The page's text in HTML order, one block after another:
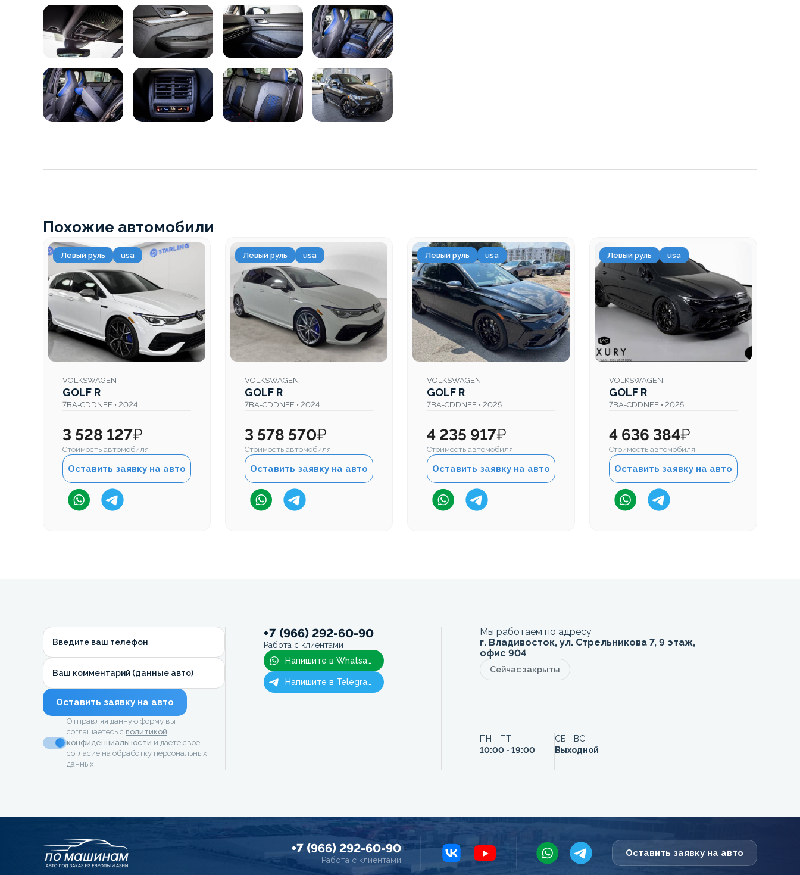
Похожие автомобили
Левый руль usa
VOLKSWAGEN
GOLF R
7BA-CDDNFF • 2024
3 528 127₽
Стоимость автомобиля
Оставить заявку на авто
Левый руль usa
VOLKSWAGEN
GOLF R
7BA-CDDNFF • 2024
3 578 570₽
Стоимость автомобиля
Оставить заявку на авто
Левый руль usa
VOLKSWAGEN
GOLF R
7BA-CDDNFF • 2025
4 235 917₽
Стоимость автомобиля
Оставить заявку на авто
Левый руль usa
VOLKSWAGEN
GOLF R
7BA-CDDNFF • 2025
4 636 384₽
Стоимость автомобиля
Оставить заявку на авто
Введите ваш телефон
Ваш комментарий (данные авто)
Оставить заявку на авто
Отправляя данную форму вы
соглашаетесь с политикой
конфиденциальности и даёте своё
согласие на обработку персональных
данных.
+7 (966) 292-60-90
Работа с клиентами
Напишите в Whatsapp
Напишите в Telegram
Мы работаем по адресу
г. Владивосток, ул. Стрельникова 7, 9 этаж,
офис 904
Сейчас закрыты
ПН - ПТ
10:00 - 19:00
СБ - ВС
Выходной
+7 (966) 292-60-90
Работа с клиентами
Оставить заявку на авто